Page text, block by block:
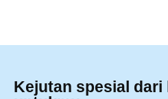
Kejutan spesial dari